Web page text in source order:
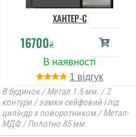
ХАНТЕР-С
16700₴
1
В будинок / Метал 1.5 мм. / 2
контури / замки сейфовий і під
циліндр з поворотником / Метал-
МДФ / Полотно 85 мм.